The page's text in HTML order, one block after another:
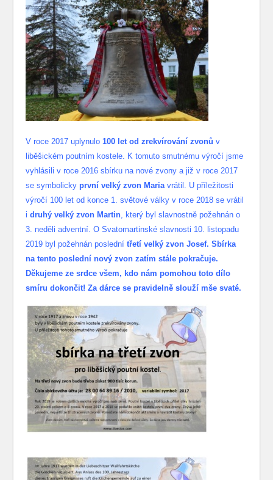
V roce 2017 uplynulo100 let od zrekvírování zvonů v
liběšickém poutním kostele. K tomuto smutnému výročí jsme
vyhlásili v roce 2016 sbírku na nové zvony a již v roce 2017
se symbolickyprvní velký zvon Mariavrátil. U příležitosti
výročí 100 let od konce 1. světové války v roce 2018 se vrátil
idruhý velký zvon Martin, který byl slavnostně požehnán o
3. neděli adventní. O Svatomartinské slavnosti 10. listopadu
2019 byl požehnán poslednítřetí velký zvon Josef. Sbírka
na tento poslední nový zvon zatím stále pokračuje.
Děkujeme ze srdce všem, kdo nám pomohou toto dílo
smíru dokončit! Za dárce se pravidelně slouží mše svaté.